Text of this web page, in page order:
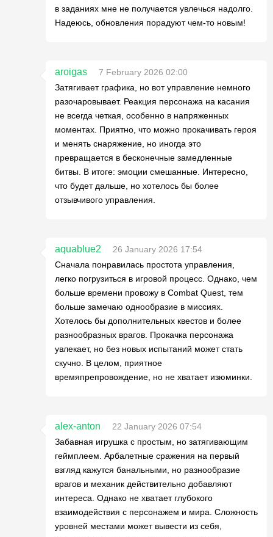
в заданиях мне не получается увлечься надолго.
Надеюсь, обновления порадуют чем-то новым!
aroigas
7 February 2026 02:00
Затягивает графика, но вот управление немного
разочаровывает. Реакция персонажа на касания
не всегда четкая, особенно в напряженных
моментах. Приятно, что можно прокачивать героя
и менять снаряжение, но иногда это
превращается в бесконечные замедленные
битвы. В итоге: эмоции смешанные. Интересно,
что будет дальше, но хотелось бы более
отзывчивого управления.
aquablue2
26 January 2026 17:54
Сначала понравилась простота управления,
легко погрузиться в игровой процесс. Однако, чем
больше времени провожу в Combat Quest, тем
больше замечаю однообразие в миссиях.
Хотелось бы дополнительных квестов и более
разнообразных врагов. Прокачка персонажа
увлекает, но без новых испытаний может стать
скучно. В целом, приятное
времяпрепровождение, но не хватает изюминки.
alex-anton
22 January 2026 07:54
Забавная игрушка с простым, но затягивающим
геймплеем. Арбалетные сражения на первый
взгляд кажутся банальными, но разнообразие
врагов и механик действительно добавляют
интереса. Однако не хватает глубокого
взаимодействия с персонажем и мира. Сложность
уровней местами может вывести из себя,